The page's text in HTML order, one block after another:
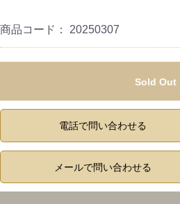
商品コード： 20250307
Sold Out
ご注文手続
カートを見る
お買い物を続
電話で問い合わせる
メールで問い合わせる